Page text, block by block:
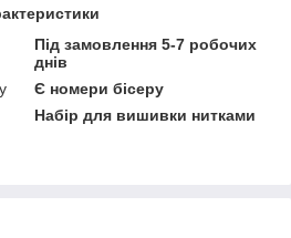
Під замовлення 5-7 робочих
днів
Є номери бісеру
Набір для вишивки нитками